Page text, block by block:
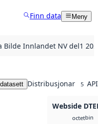
Finn data Meny
Bilde Innlandet NV del1
Distribusjonar 5
Webside
octetbin